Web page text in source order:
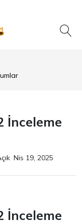
İnceleme
Nis 19, 2025
İnceleme